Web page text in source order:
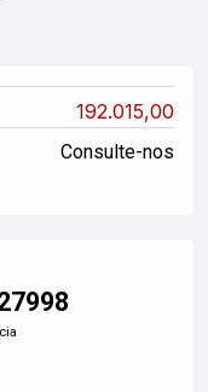
192.015,00
Consulte-nos